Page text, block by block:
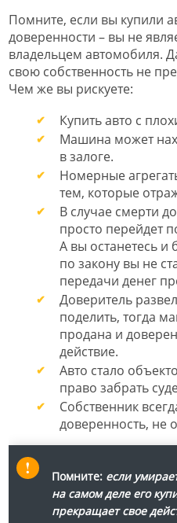
Помните, если вы купили
доверенности – вы не
владельцем автомобиля.
свою собственность не
Чем же вы рискуете:
Купить авто с
Машина может
в залоге.
Номерные
тем, которые
В случае смерти
просто перейдет
А вы останетесь и
по закону вы не
передачи денег
Доверитель
поделить, тогда
продана и
действие.
Авто стало
право забрать
Собственник
доверенность, не
Помните: если
на самом деле его
прекращает свое